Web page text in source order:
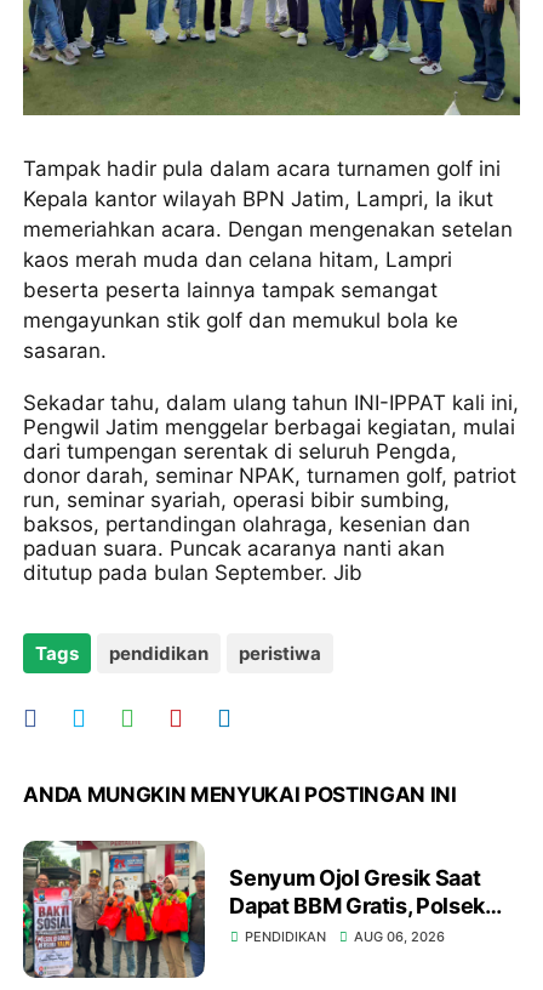
Tampak hadir pula dalam acara turnamen golf ini
Kepala kantor wilayah BPN Jatim, Lampri, Ia ikut
memeriahkan acara. Dengan mengenakan setelan
kaos merah muda dan celana hitam, Lampri
beserta peserta lainnya tampak semangat
mengayunkan stik golf dan memukul bola ke
sasaran.
Sekadar tahu, dalam ulang tahun INI-IPPAT kali ini,
Pengwil Jatim menggelar berbagai kegiatan, mulai
dari tumpengan serentak di seluruh Pengda,
donor darah, seminar NPAK, turnamen golf, patriot
run, seminar syariah, operasi bibir sumbing,
baksos, pertandingan olahraga, kesenian dan
paduan suara. Puncak acaranya nanti akan
ditutup pada bulan September. Jib
Tags pendidikan peristiwa
ANDA MUNGKIN MENYUKAI POSTINGAN INI
Senyum Ojol Gresik Saat
Dapat BBM Gratis, Polsek
Kebomas dan YALPK Group
PENDIDIKAN AUG 06, 2026